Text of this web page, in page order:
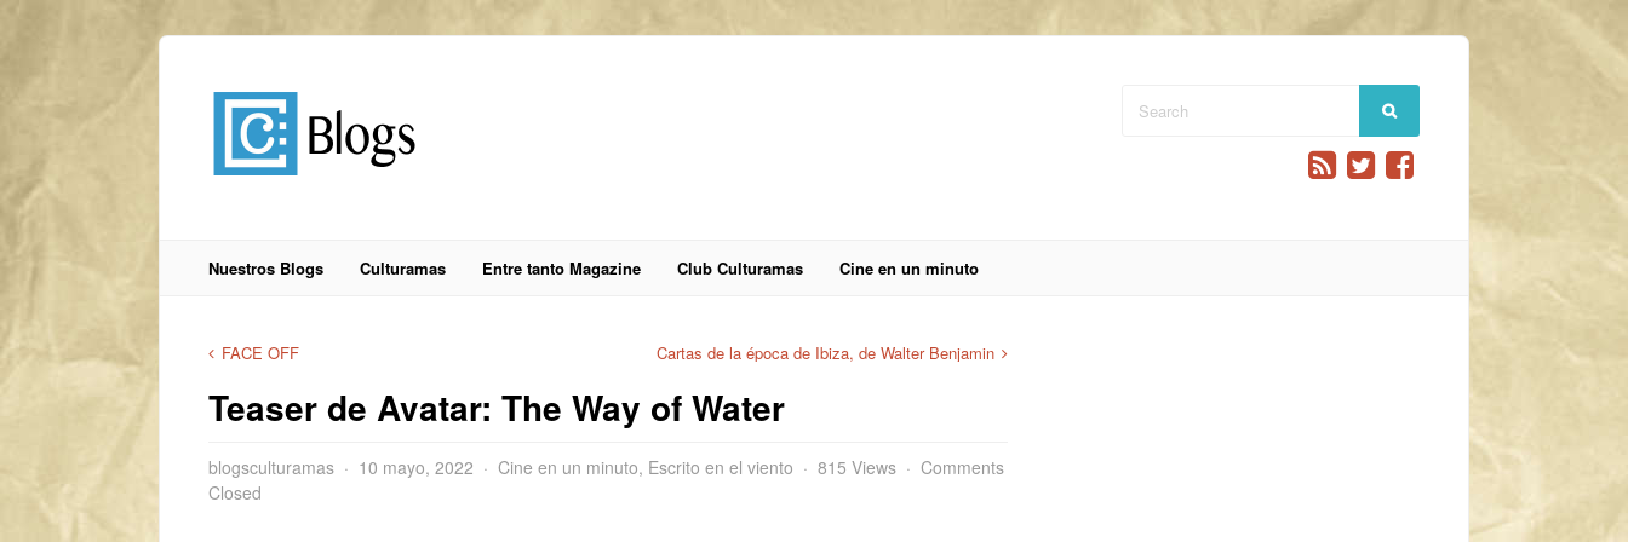
Nuestros Blogs Culturamas Entre tanto Magazine Club Culturamas Cine en un minuto
FACE OFF Cartas de la época de Ibiza, de Walter Benjamin
Teaser de Avatar: The Way of Water
blogsculturamas 10 mayo, 2022 Cine en un minuto, Escrito en el viento 815 Views
Comments
Closed